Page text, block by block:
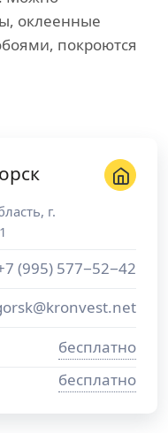
оклеенные
покроются
, г.
(995) 577−52−42
бесплатно
бесплатно